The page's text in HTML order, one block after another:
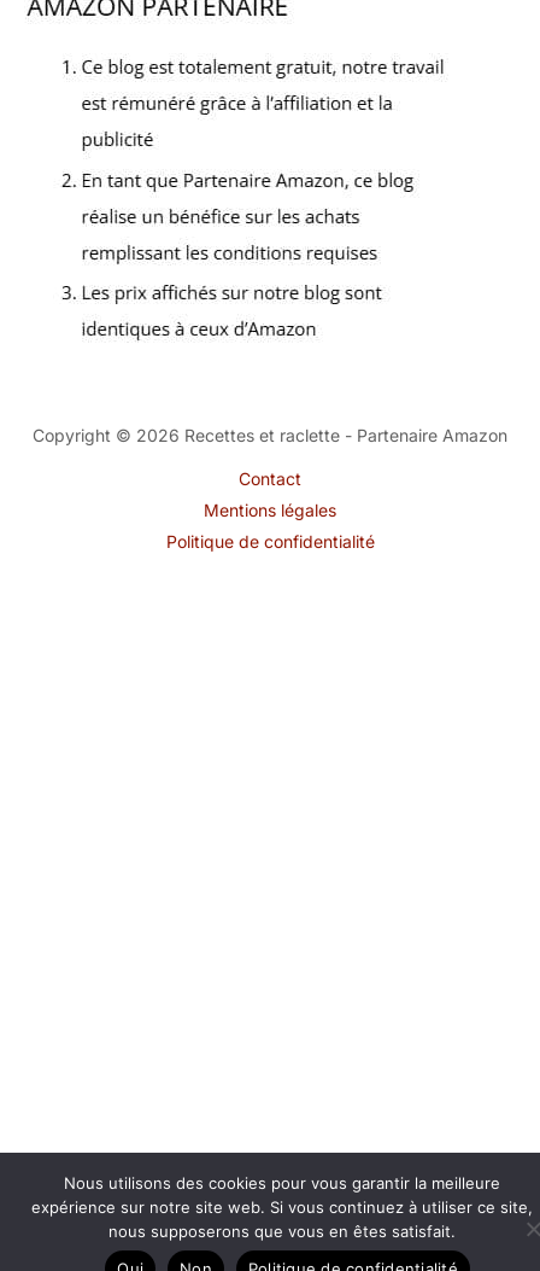
Copyright © 2026 Recettes et raclette - Partenaire Amazon
Contact
Mentions légales
Politique de confidentialité
Nous utilisons des cookies pour vous garantir la meilleure
expérience sur notre site web. Si vous continuez à utiliser ce site,
nous supposerons que vous en êtes satisfait.